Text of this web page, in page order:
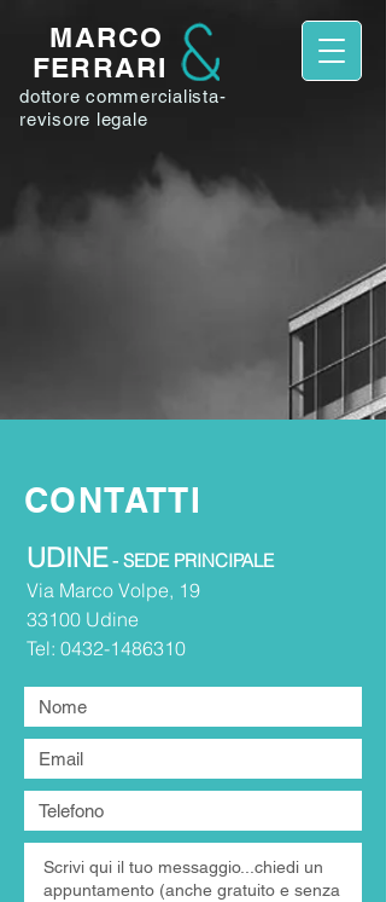
MARCO
FERRARI
dottore commercialista-
revisore legale
CONTATTI
UDINE - SEDE PRINCIPALE
Via Marco Volpe, 19
33100 Udine​
Tel: 0432-1486310